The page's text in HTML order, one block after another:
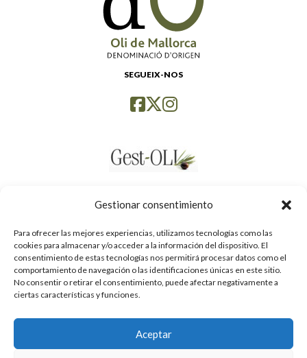
Gestionar consentimiento
Para ofrecer las mejores experiencias, utilizamos tecnologías como las
cookies para almacenar y/o acceder a la información del dispositivo. El
consentimiento de estas tecnologías nos permitirá procesar datos como el
comportamiento de navegación o las identificaciones únicas en este sitio.
No consentir o retirar el consentimiento, puede afectar negativamente a
ciertas características y funciones.
Aceptar
SEGUEIX-NOS